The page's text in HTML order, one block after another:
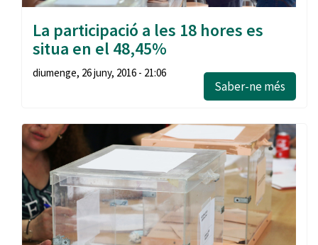
La participació a les 18 hores es
situa en el 48,45%
diumenge, 26 juny, 2016 - 21:06
Saber-ne més